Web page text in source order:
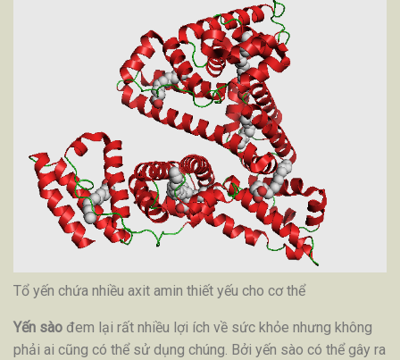
Tổ yến chứa nhiều axit amin thiết yếu cho cơ thể
Yến sào đem lại rất nhiều lợi ích về sức khỏe nhưng không
phải ai cũng có thể sử dụng chúng. Bởi yến sào có thể gây ra